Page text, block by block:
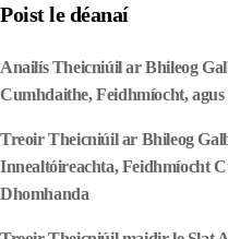
Poist le déanaí
Anailís Theicniúil ar Bhileog
Cumhdaithe, Feidhmíocht,
Treoir Theicniúil ar Bhileog
Innealtóireachta, Feidhmíocht
Dhomhanda